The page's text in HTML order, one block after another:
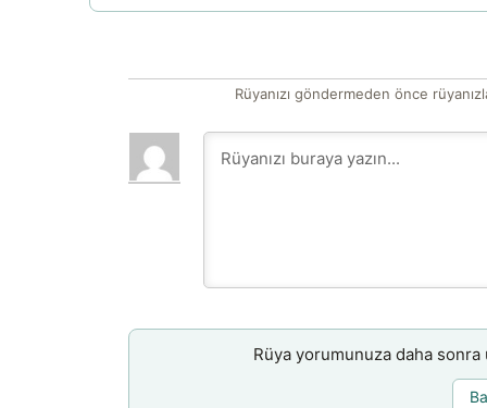
Rüyanızı göndermeden önce
Rüya yorumunuza daha